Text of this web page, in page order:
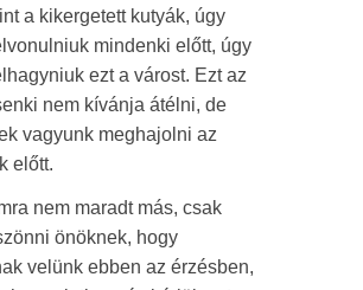
a kikergetett kutyák, úgy
mindenki előtt, úgy
ezt a várost. Ezt az
nem kívánja átélni, de
vagyunk meghajolni az
előtt.
nem maradt más, csak
önöknek, hogy
velünk ebben az érzésben,